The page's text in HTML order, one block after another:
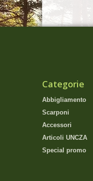
Categorie
Abbigliamento
Scarponi
Accessori
Articoli UNCZA
Special promo